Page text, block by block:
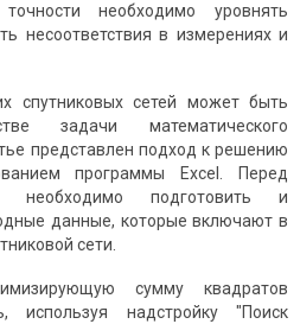
необходимо уровнять
несоответствия в измерениях и
спутниковых сетей может быть
задачи математического
представлен подход к решению
программы Excel. Перед
необходимо подготовить и
данные, которые включают в
сети.
сумму квадратов
используя надстройку "Поиск